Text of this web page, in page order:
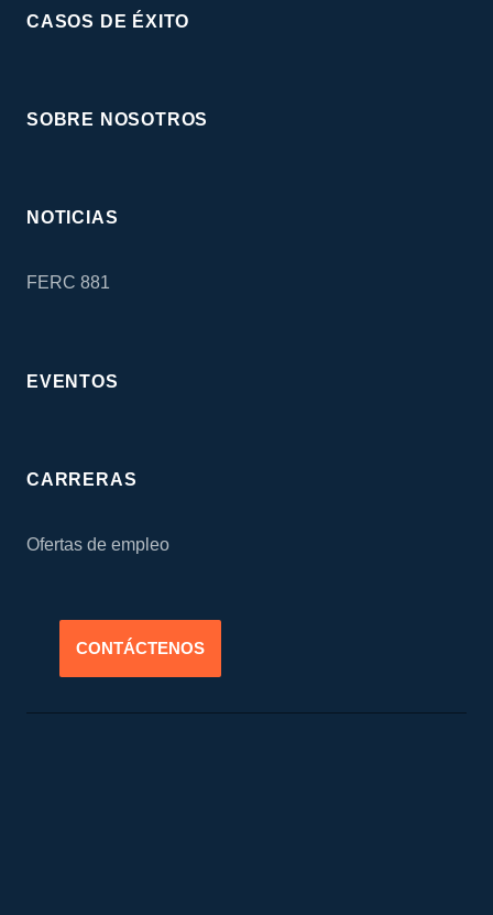
CASOS DE ÉXITO
SOBRE NOSOTROS
NOTICIAS
FERC 881
EVENTOS
CARRERAS
Ofertas de empleo
CONTÁCTENOS